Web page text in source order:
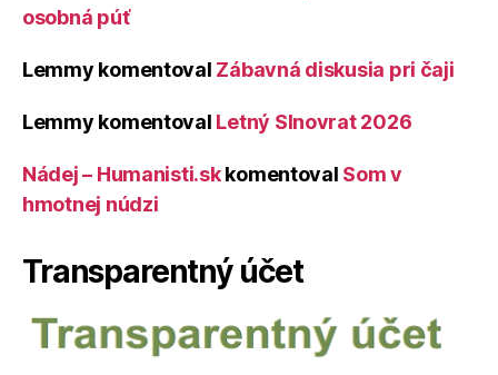
osobná púť
Lemmy komentoval Zábavná diskusia pri čaji
Lemmy komentoval Letný Slnovrat 2026
Nádej – Humanisti.skkomentoval Som v
hmotnej núdzi
Transparentný účet